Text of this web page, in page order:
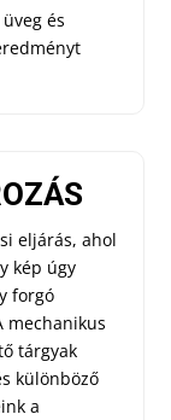
és
eljárás, ahol
kép úgy
forgó
mechanikus
tárgyak
különböző
a